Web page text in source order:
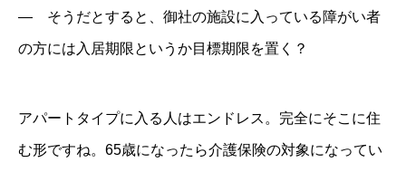
― そうだとすると、御社の施設に入っている障がい者
の方には入居期限というか目標期限を置く？
アパートタイプに入る人はエンドレス。完全にそこに住
む形ですね。65歳になったら介護保険の対象になってい